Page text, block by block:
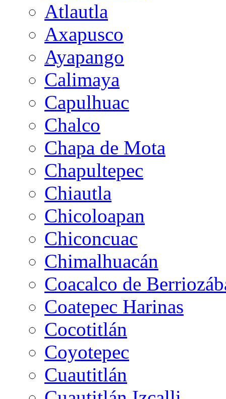
Atlautla
Axapusco
Ayapango
Calimaya
Capulhuac
Chalco
Chapa de Mota
Chapultepec
Chiautla
Chicoloapan
Chiconcuac
Chimalhuacán
Coacalco de
Coatepec Harinas
Cocotitlán
Coyotepec
Cuautitlán